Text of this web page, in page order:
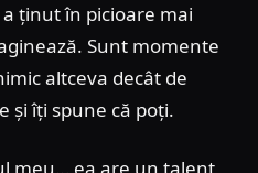
ținut în picioare mai
Sunt momente
altceva decât de
și îți spune că poți.